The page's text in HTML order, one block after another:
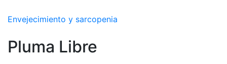
Envejecimiento y sarcopenia
Pluma Libre